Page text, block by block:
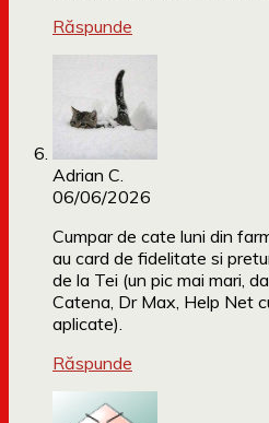
Răspunde
Adrian C.
06/06/2026
Cumpar de cate luni din
au card de fidelitate si
de la Tei (un pic mai mari,
Catena, Dr Max, Help Net
aplicate).
Răspunde